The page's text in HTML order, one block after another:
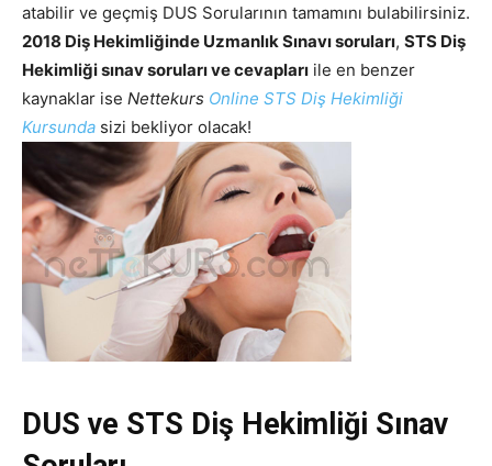
atabilir ve geçmiş DUS Sorularının tamamını bulabilirsiniz.
2018 Diş Hekimliğinde Uzmanlık Sınavı soruları, STS Diş
Hekimliği sınav soruları ve cevapları ile en benzer
kaynaklar ise Nettekurs Online STS Diş Hekimliği
Kursunda sizi bekliyor olacak!
DUS ve STS Diş Hekimliği Sınav